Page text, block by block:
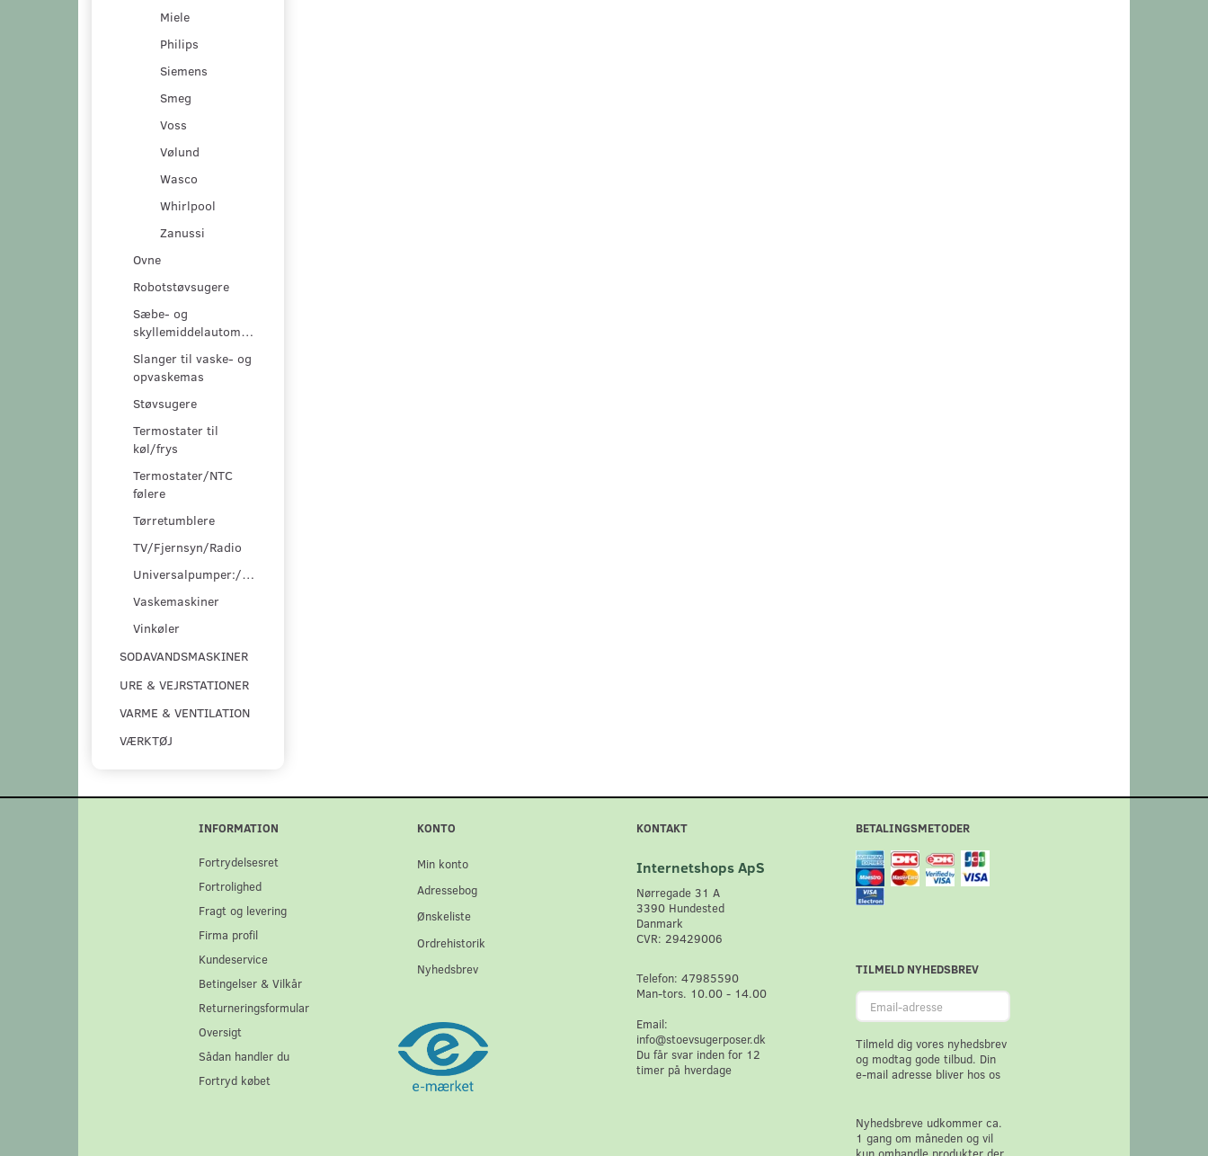
Miele
Philips
Siemens
Smeg
Voss
Vølund
Wasco
Whirlpool
Zanussi
Ovne
Robotstøvsugere
Sæbe- og
skyllemiddelautomater
Slanger til vaske- og
opvaskemas
Støvsugere
Termostater til
køl/frys
Termostater/NTC
følere
Tørretumblere
TV/Fjernsyn/Radio
Universalpumper:/pumpesæt
Vaskemaskiner
Vinkøler
SODAVANDSMASKINER
URE & VEJRSTATIONER
VARME & VENTILATION
VÆRKTØJ
INFORMATION
Fortrydelsesret
Fortrolighed
Fragt og levering
Firma profil
Kundeservice
Betingelser & Vilkår
Returneringsformular
Oversigt
Sådan handler du
Fortryd købet
KONTO
Min konto
Adressebog
Ønskeliste
Ordrehistorik
Nyhedsbrev
KONTAKT
Internetshops ApS
Nørregade 31 A
3390 Hundested
Danmark
CVR: 29429006
Telefon: 47985590
Man-tors. 10.00 - 14.00
Email:
info@stoevsugerposer.dk
Du får svar inden for 12
timer på hverdage
BETALINGSMETODER
TILMELD NYHEDSBREV
Email-
adresse
Tilmeld dig vores nyhedsbrev
og modtag gode tilbud. Din
e-mail adresse bliver hos os
Nyhedsbreve udkommer ca.
1 gang om måneden og vil